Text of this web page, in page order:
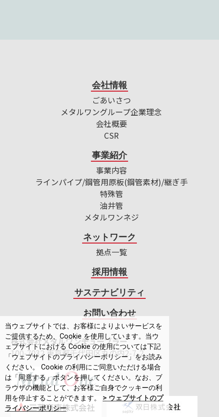
会社情報
ごあいさつ
メタルワングループ企業理念
会社概要
CSR
事業紹介
事業内容
ラインパイプ/鋼管用原板(鋼管素材)/継ぎ手
特殊管
油井管
メタルワンネジ
ネットワーク
拠点一覧
採用情報
サステナビリティ
お問い合わせ
株式会社メタルワンチューブラー
100-7032 東京都千代田区丸の内2-7-2
当ウェブサイトでは、お客様によりよいサービスを
ご提供するため、Cookie を使用しています。当ウ
ェブサイトにおける Cookie の使用については下記
「ウェブサイトのプライバシーポリシー」をお読み
ください。 Cookie の利用にご同意いただける場合
は「同意する」ボタンを押してください。なお、ブ
ラウザの機能として、お客様ご自身でクッキーの利
用を停止することができます。 > ウェブサイトのプ
ライバシーポリシー